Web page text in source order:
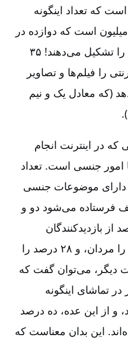
که تعداد اینگونه
است که دوازده در
صد از کل سایت‌های اینترنتی را تشکیل می‌دهند! ۳۵
را فیلم‌ها و تصاویر
(که معادل یک و نیم
که در اینترنت انجام
امور جنسی است. تعداد
دارای موضوعات جنسی
فرستاده می‌شود دو و
عدد است. ۷۲ درصد از بازدیدکنندگان
سایت‌های تحریک‌آمیز جنسی را مردان، و ۲۸ درصد را
دیگر، می‌توان گفت که
تماشای اینگونه
و از این عده، ده درصد
این بدان معناست که